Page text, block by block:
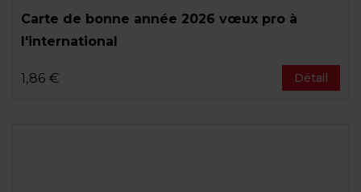
Carte de bonne année 2026 vœux pro à
l'international
1,86 € Détail